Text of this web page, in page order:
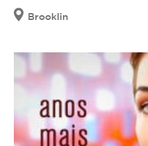
Brooklin